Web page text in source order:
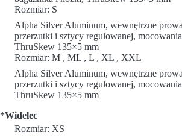
Rozmiar: S
Alpha Silver Aluminum, wewnętrzne
przerzutki i sztycy regulowanej,
ThruSkew 135×5 mm
Rozmiar: M , ML , L , XL , XXL
Alpha Silver Aluminum, wewnętrzne
przerzutki i sztycy regulowanej,
ThruSkew 135×5 mm
*Widelec
Rozmiar: XS